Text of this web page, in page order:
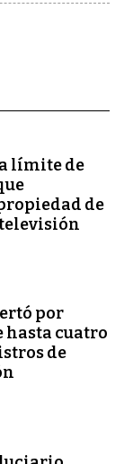
límite de
de
por
hasta cuatro
de